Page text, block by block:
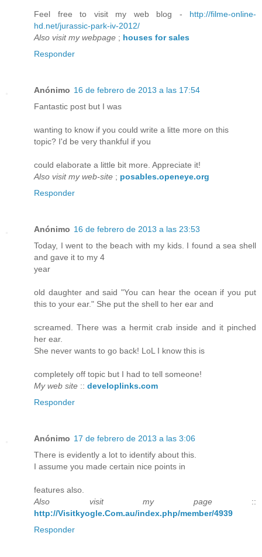
Feel free to visit my web blog - http://filme-online-
hd.net/jurassic-park-iv-2012/
Also visit my webpage ; houses for sales
Responder
Anónimo 16 de febrero de 2013 a las 17:54
Fantastic post but I was
wanting to know if you could write a litte more on this
topic? I'd be very thankful if you
could elaborate a little bit more. Appreciate it!
Also visit my web-site ; posables.openeye.org
Responder
Anónimo 16 de febrero de 2013 a las 23:53
Today, I went to the beach with my kids. I found a sea shell
and gave it to my 4
year
old daughter and said "You can hear the ocean if you put
this to your ear." She put the shell to her ear and
screamed. There was a hermit crab inside and it pinched
her ear.
She never wants to go back! LoL I know this is
completely off topic but I had to tell someone!
My web site :: developlinks.com
Responder
Anónimo 17 de febrero de 2013 a las 3:06
There is evidently a lot to identify about this.
I assume you made certain nice points in
features also.
Also visit my page::
http://Visitkyogle.Com.au/index.php/member/4939
Responder